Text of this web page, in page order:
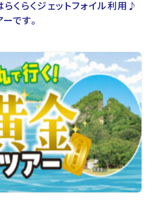
くらくジェットフォイル利用♪
です。